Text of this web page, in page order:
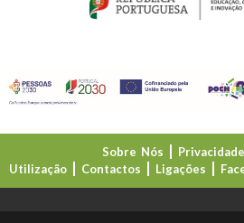
Sobre Nós Privacidade
Utilização
Contactos Ligações